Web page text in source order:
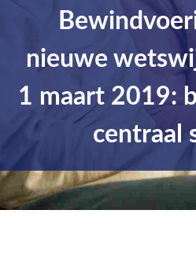
nieuwe
1 maart 2019:
centraal